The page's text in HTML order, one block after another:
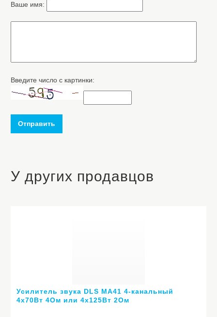
Ваше имя:
Введите число с картинки:
Отправить
У других продавцов
Усилитель звука DLS MA41 4-канальный
4х70Вт 4Ом или 4х125Вт 2Ом